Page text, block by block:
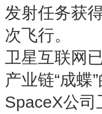
发射任务获
次飞行。
卫星互联网
产业链“成蝶
SpaceX公司